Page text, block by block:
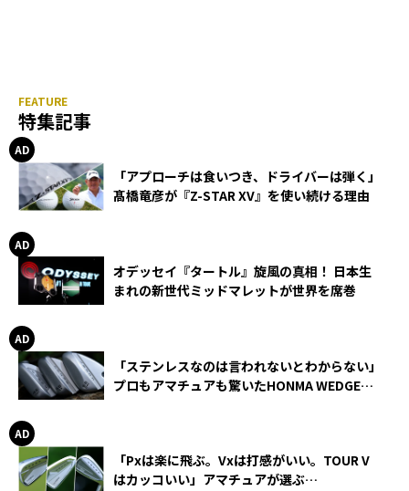
特集記事
「アプローチは食いつき、ドライバーは弾く」
髙橋竜彦が『Z-STAR XV』を使い続ける理由
オデッセイ『タートル』旋風の真相！ 日本生
まれの新世代ミッドマレットが世界を席巻
「ステンレスなのは言われないとわからない」
プロもアマチュアも驚いたHONMA WEDGEの
「Pxは楽に飛ぶ。Vxは打感がいい。TOUR V
はカッコいい」アマチュアが選ぶ